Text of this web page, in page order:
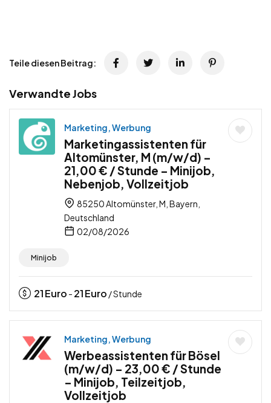
Teile diesen Beitrag:
Verwandte Jobs
Marketing, Werbung
Marketingassistenten für
Altomünster, M (m/w/d) –
21,00 € / Stunde – Minijob,
Nebenjob, Vollzeitjob
85250 Altomünster, M, Bayern,
Deutschland
02/08/2026
Minijob
21Euro - 21Euro / Stunde
Marketing, Werbung
Werbeassistenten für Bösel
(m/w/d) – 23,00 € / Stunde
– Minijob, Teilzeitjob,
Vollzeitjob